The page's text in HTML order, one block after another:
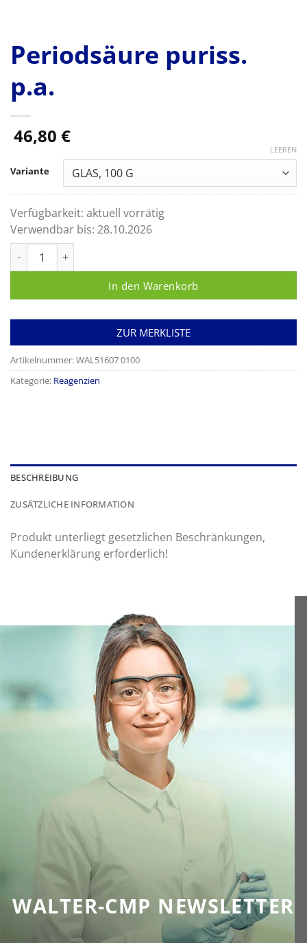
Periodsäure puriss.
p.a.
46,80 €
Variante
LEEREN
Verfügbarkeit: aktuell vorrätig
Verwendbar bis: 28.10.2026
In den Warenkorb
ZUR MERKLISTE
Artikelnummer:WAL51607 0100
Kategorie: Reagenzien
BESCHREIBUNG
ZUSÄTZLICHE INFORMATION
Produkt unterliegt gesetzlichen Beschränkungen,
Kundenerklärung erforderlich!
WALTER-CMP NEWSLETTER